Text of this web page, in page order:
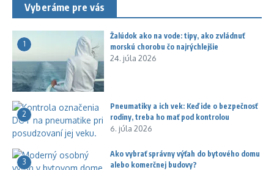
Vyberáme pre vás
1
Žalúdok ako na vode: tipy, ako zvládnuť
morskú chorobu čo najrýchlejšie
24. júla 2026
2
Pneumatiky a ich vek: Keď ide o bezpečnosť
rodiny, treba ho mať pod kontrolou
6. júla 2026
3
Ako vybrať správny výťah do bytového domu
alebo komerčnej budovy?